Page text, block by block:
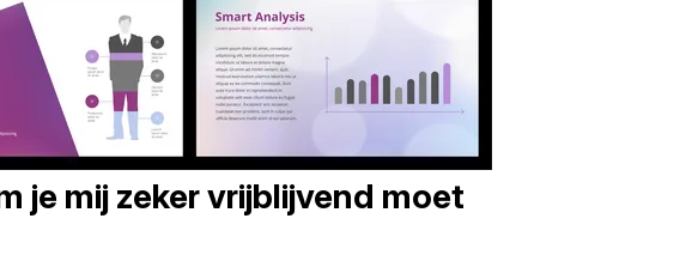
je mij zeker vrijblijvend moet